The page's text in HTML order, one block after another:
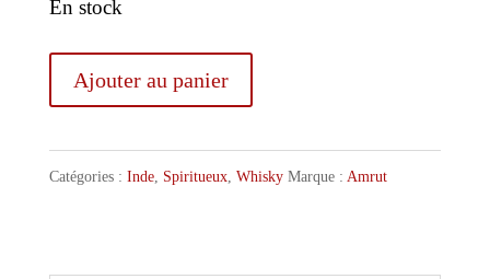
En stock
quantité
de
Amrut
Indian
Ajouter au panier
Catégories : Inde, Spiritueux, Whisky Marque : Amrut